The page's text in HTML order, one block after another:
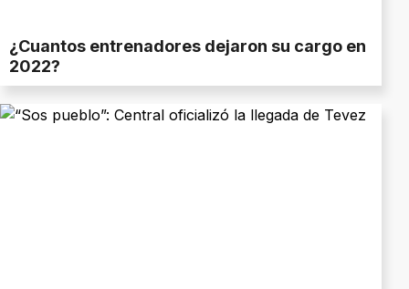
¿Cuantos entrenadores dejaron su cargo en
2022?